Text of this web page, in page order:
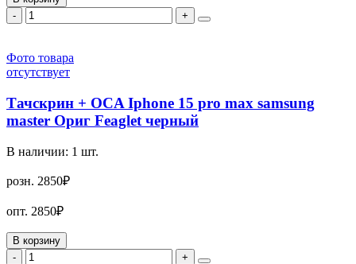
-
+
Фото товара
отсутствует
Тачскрин + OCA Iphone 15 pro max samsung
master Ориг Feaglet черный
В наличии: 1 шт.
розн. 2850₽
опт. 2850₽
В корзину
-
+